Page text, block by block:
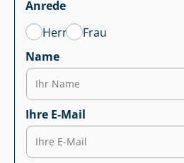
Anrede
Herr
Frau
Name
Ihre E-Mail